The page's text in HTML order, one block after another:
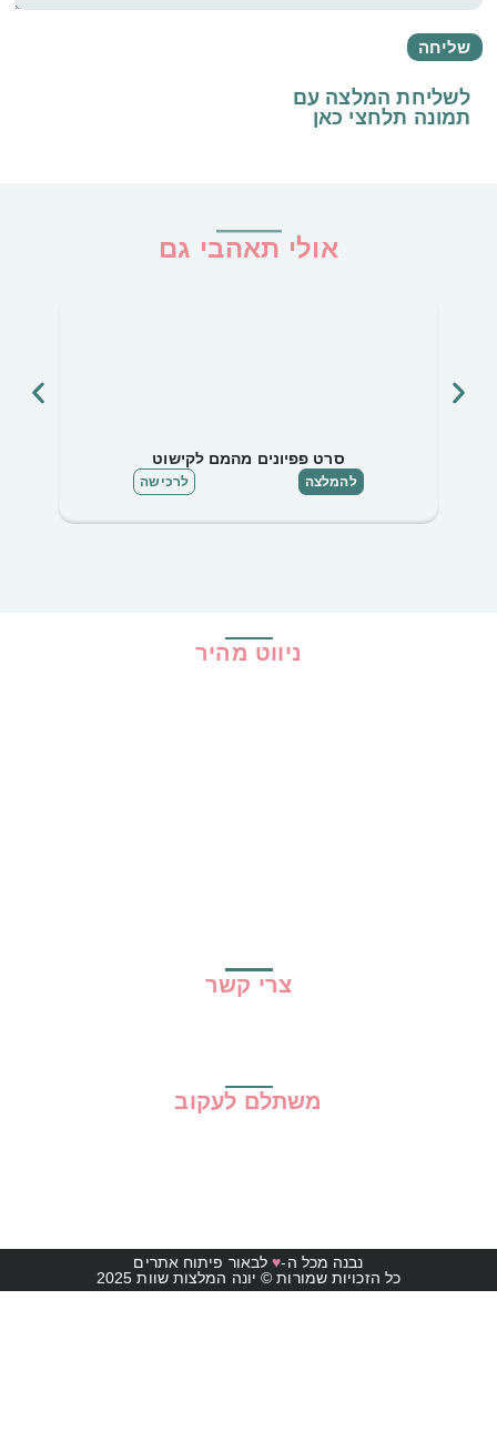
לשליחת המלצה עם
תמונה תלחצי כאן
אולי תאהבי גם
סרט פפיונים מהמם לקישוט
להמלצה לרכישה
ניווט מהיר
צרי קשר
משתלם לעקוב
נבנה מכל ה-♥לבאור פיתוח אתרים
כל הזכויות שמורות © יונה המלצות שוות 2025